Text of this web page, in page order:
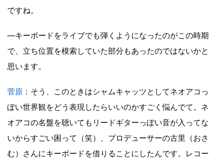
ですね。
―キーボードをライブでも弾くようになったのがこの時期
で、立ち位置を模索していた部分もあったのではないかと
思います。
菅原 ：そう、このときはシャムキャッツとしてネオアコっ
ぽい世界観をどう表現したらいいのかすごく悩んでて。ネ
オアコの名盤を聴いてもリードギターっぽい音が入ってな
いからすごい困って（笑）、プロデューサーの古里（おさ
む）さんにキーボードを借りることにしたんです。レコー